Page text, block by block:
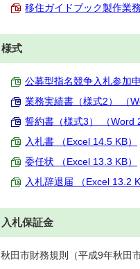
移住ガイドブック製作業
様式
公募型指名競争入札参加
業務実績書（様式2） （
誓約書（様式3） （Word
入札書 （Excel 14.5 KB）
委任状 （Excel 13.3 KB）
入札辞退届 （Excel 13.2
入札保証金
秋田市財務規則（平成9年秋田